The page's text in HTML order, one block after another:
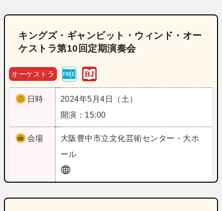
キングズ・ギャンビット・ウィンド・オー
ケストラ第10回定期演奏会
オーケストラ
日時
2024年5月4日（土）
開演：15:00
会場 大阪 豊中市立文化芸術センター・大ホ
ール